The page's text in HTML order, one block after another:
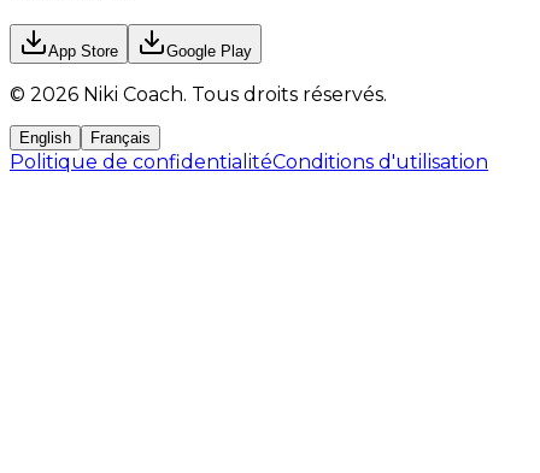
App Store Google Play
© 2026 Niki Coach. Tous droits réservés.
English Français
Politique de confidentialitéConditions d'utilisation